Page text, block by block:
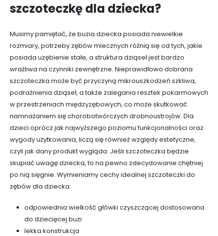
szczoteczkę dla dziecka?
Musimy pamiętać, że buzia dziecka posiada niewielkie
rozmiary, potrzeby zębów mlecznych różnią się od tych, jakie
posiada uzębienie stałe, a struktura dziąseł jest bardzo
wrażliwa na czynniki zewnętrzne. Nieprawidłowo dobrana
szczoteczka może być przyczyną mikrouszkodzeń szkliwa,
podrażnienia dziąseł, a także zalegania resztek pokarmowych
w przestrzeniach międzyzębowych, co może skutkować
namnażaniem się chorobotwórczych drobnoustrojów. Dla
dzieci oprócz jak najwyższego poziomu funkcjonalności oraz
wygody użytkowania, liczą się również względy estetyczne,
czyli jak dany produkt wygląda. Jeśli szczoteczka będzie
skupiać uwagę dziecka, to na pewno zdecydowanie chętniej
po nią sięgnie. Wymieniamy cechy idealnej szczoteczki do
zębów dla dziecka:
odpowiednia wielkość główki czyszczącej dostosowana
do dziecięcej buzi
lekka konstrukcja